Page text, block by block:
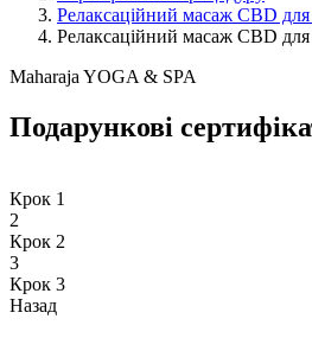
Релаксаційний масаж CBD
Релаксаційний масаж CBD
Maharaja YOGA & SPA
Подарункові
Крок 1
2
Крок 2
3
Крок 3
Назад